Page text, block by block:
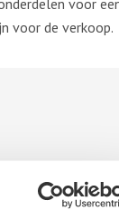
voor
voor de verkoop.